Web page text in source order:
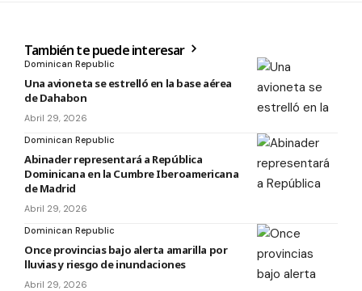
También te puede interesar
Dominican Republic
Una avioneta se estrelló en la base aérea
de Dahabon
Abril 29, 2026
Dominican Republic
Abinader representará a República
Dominicana en la Cumbre Iberoamericana
de Madrid
Abril 29, 2026
Dominican Republic
Once provincias bajo alerta amarilla por
lluvias y riesgo de inundaciones
Abril 29, 2026